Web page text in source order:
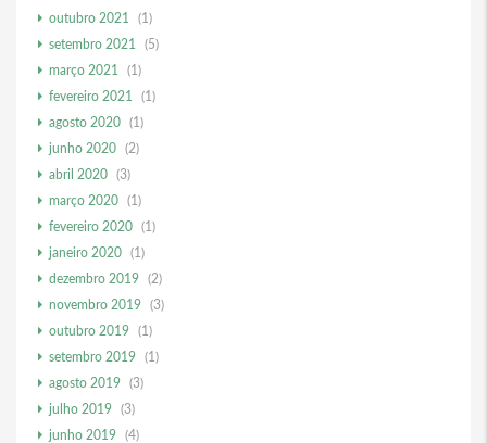
outubro 2021
(1)
setembro 2021
(5)
março 2021
(1)
fevereiro 2021
(1)
agosto 2020
(1)
junho 2020
(2)
abril 2020
(3)
março 2020
(1)
fevereiro 2020
(1)
janeiro 2020
(1)
dezembro 2019
(2)
novembro 2019
(3)
outubro 2019
(1)
setembro 2019
(1)
agosto 2019
(3)
julho 2019
(3)
junho 2019
(4)